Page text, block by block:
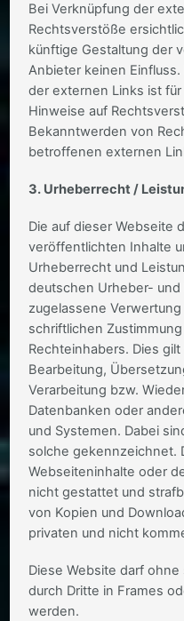
Bei Verknüpfung der
Rechtsverstöße
künftige Gestaltung der
Anbieter keinen
der externen Links ist
Hinweise auf
Bekanntwerden von
betroffenen externen
3. Urheberrecht /
Die auf dieser Webseite
veröffentlichten Inhalte
Urheberrecht und
deutschen Urheber-
zugelassene
schriftlichen
Rechteinhabers. Dies
Bearbeitung,
Verarbeitung bzw.
Datenbanken oder
und Systemen. Dabei
solche gekennzeichnet.
Webseiteninhalte oder
nicht gestattet und
von Kopien und
privaten und nicht
Diese Website darf
durch Dritte in Frames
werden.